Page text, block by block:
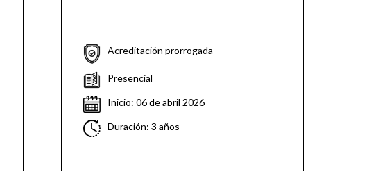
Acreditación prorrogada
Presencial
Inicio: 06 de abril 2026
Duración: 3 años